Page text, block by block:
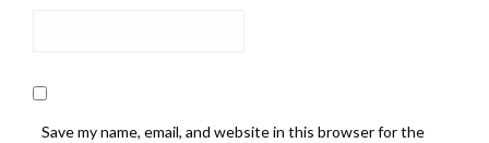
Save my name, email, and website in this browser for the